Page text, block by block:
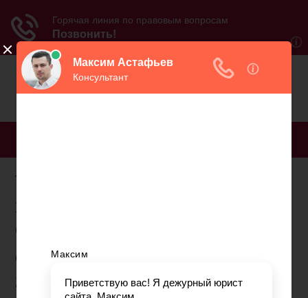
Украли деньги с
пенсионной карты
сбербанка
Ольга Нижельская
Закупиться за чужой счет